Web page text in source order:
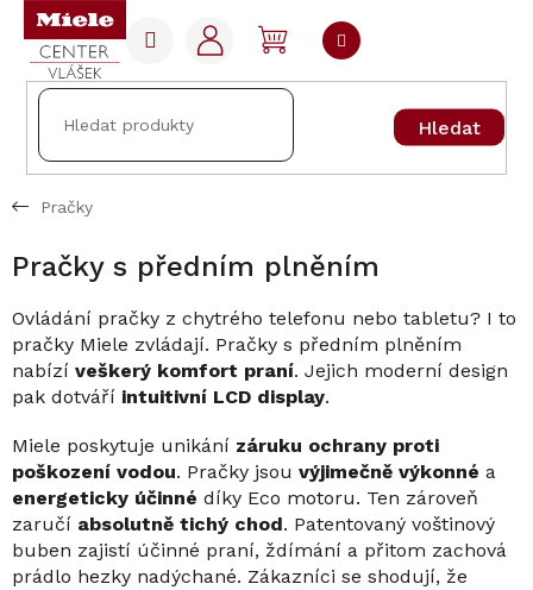
Přejít
obsah
Hledat
NÁKUPNÍ
KOŠÍK
Pračky
Pračky s předním plněním
Ovládání pračky z chytrého telefonu nebo tabletu? I to
pračky Miele zvládají. Pračky s předním plněním
nabízí veškerý komfort praní. Jejich moderní design
pak dotváří intuitivní LCD display.
Miele poskytuje unikání záruku ochrany proti
poškození vodou. Pračky jsou výjimečně výkonné a
energeticky účinné díky Eco motoru. Ten zároveň
zaručí absolutně tichý chod. Patentovaný voštinový
buben zajistí účinné praní, ždímání a přitom zachová
prádlo hezky nadýchané. Zákazníci se shodují, že